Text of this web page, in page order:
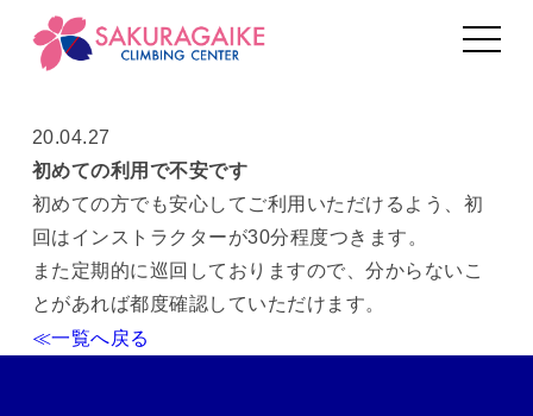
toggle
20.04.27
初めての利用で不安です
初めての方でも安心してご利用いただけるよう、初
回はインストラクターが30分程度つきます。
また定期的に巡回しておりますので、分からないこ
とがあれば都度確認していただけます。
≪一覧へ戻る